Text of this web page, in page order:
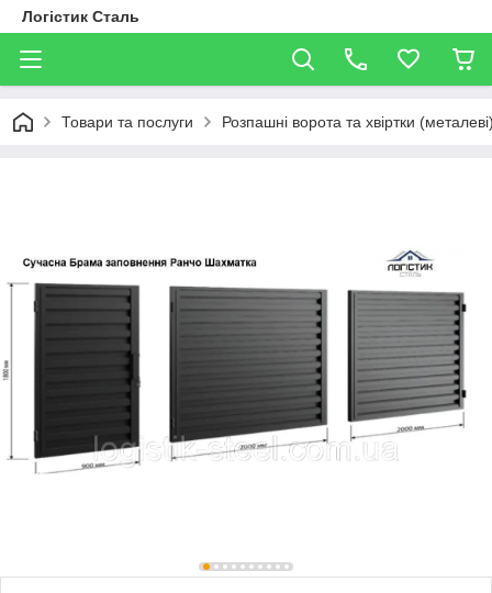
Логістик Сталь
Товари та послуги Розпашні ворота та хвіртки